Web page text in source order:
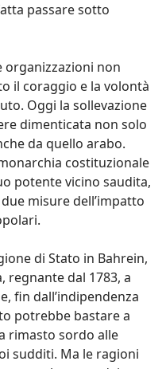
passare sotto
organizzazioni non
il coraggio e la volontà
Oggi la sollevazione
dimenticata non solo
da quello arabo.
costituzionale
potente vicino saudita,
misure dell’impatto
di Stato in Bahrein,
regnante dal 1783, a
fin dall’indipendenza
potrebbe bastare a
rimasto sordo alle
sudditi. Ma le ragioni